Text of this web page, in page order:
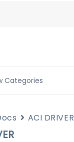
Categories
ACI DRIVER